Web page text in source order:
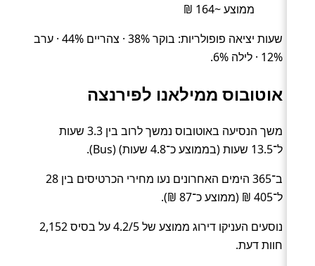
ממוצע ~164 ₪
שעות יציאה פופולריות: בוקר 38% · צהריים 44% · ערב
12% · לילה 6%.
אוטובוס ממילאנו לפירנצה
משך הנסיעה באוטובוס נמשך לרוב בין 3.3 שעות
ל־13.5 שעות (בממוצע כ־4.8 שעות) (Bus).
ב־365 הימים האחרונים נעו מחירי הכרטיסים בין 28
ל־405 ₪ (ממוצע כ־87 ₪).
נוסעים העניקו דירוג ממוצע של 4.2/5 על בסיס 2,152
חוות דעת.